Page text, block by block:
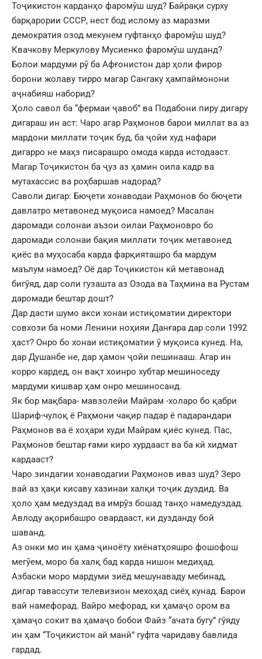
Тоҷикистон карданҳо фаромӯш шуд? Байрақи сурху
барқарории СССР, нест бод ислому аз маразми
демократия озод мекунем гуфтанҳо фаромӯш шуд?
Квачкову Меркулову Мусиенко фаромӯш шуданд?
Болои мардуми рӯ ба Афғонистон дар ҳоли фирор
борони жолаву тирро магар Сангаку ҳампаймонони
аҷнабияш наборид?
Ҳоло савол ба “фермаи ҷавоб” ва Подабони пиру дигару
дигараш ин аст: Чаро агар Раҳмонов барои миллат ва аз
мардони миллати тоҷик буд, ба ҷойи худ нафари
дигарро не маҳз писарашро омода карда истодааст.
Магар Тоҷикистон ба ҷуз аз ҳамин оила кадр ва
мутахассис ва роҳбаршав надорад?
Саволи дигар: Бюҷети хонаводаи Раҳмонов бо бюҷети
давлатро метавонед муқоиса намоед? Масалан
даромади солонаи аъзои оилаи Раҳмоновро бо
даромади солонаи бақия миллати тоҷик метавонед
қиёс ва муҳосаба карда фарқияташро ба мардум
маълум намоед? Оё дар Тоҷикистон кӣ метавонад
бигӯяд, дар соли гузашта аз Озода ва Таҳмина ва Рустам
даромади бештар дошт?
Дар дасти шумо акси хонаи истиқоматии директори
совхози ба номи Ленини ноҳияи Данғара дар соли 1992
ҳаст? Онро бо хонаи истиқоматии ӯ муқоиса кунед. На,
дар Душанбе не, дар ҳамон ҷойи пешинааш. Агар ин
корро кардед, он вақт хоинро хубтар мешиноседу
мардуми кишвар ҳам онро мешиносанд.
Як бор мақбара- мавзолейи Майрам -холаро бо қабри
Шариф-чулоқ ё Раҳмони чақир падар ё падарандари
Раҳмонов ва ё хоҳари худи Майрам қиёс кунед. Пас,
Раҳмонов бештар ғами киро хурдааст ва ба кӣ хидмат
кардааст?
Чаро зиндагии хонаводагии Раҳмонов иваз шуд? Зеро
вай аз ҳақи кисаву хазинаи халқи тоҷик дуздид. Ва
ҳоло ҳам медуздад ва имрӯз бошад танҳо намедуздад.
Авлоду ақорибашро овардааст, ки дузданду бой
шаванд.
Аз онки мо ин ҳама ҷиноёту хиёнатҳояшро фошофош
мегӯем, моро ба халқ бад карда нишон медиҳад.
Азбаски моро мардуми зиёд мешунаваду мебинад,
дигар тавассути телевизион мехоҳад сиёҳ кунад. Барои
вай намефорад. Вайро мефорад, ки ҳамаҷо ором ва
ҳамаҷо сокит ва ҳамаҷо бобои Файз “ачата бугу” гӯяду
ин ҳам “Тоҷикистон ай манӣ” гуфта чаридаву бавлида
гардад.